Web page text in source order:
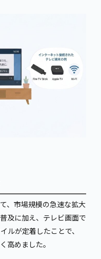
、市場規模の急速な拡大
及に加え、テレビ画面で
ルが定着したことで、
高めました。